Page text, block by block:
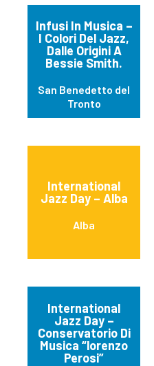
Infusi In Musica –
I Colori Del Jazz,
Dalle Origini A
Bessie Smith.
San Benedetto del
Tronto
International
Jazz Day – Alba
Alba
International
Jazz Day –
Conservatorio Di
Musica “lorenzo
Perosi”